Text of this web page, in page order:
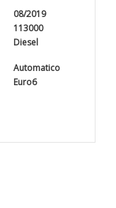
08/2019
113000
Diesel
Automatico
Euro6